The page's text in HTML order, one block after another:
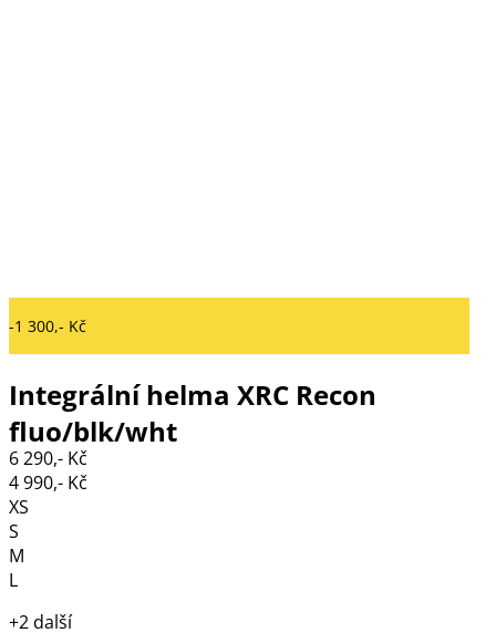
-1 300,- Kč
Integrální helma XRC Recon
fluo/blk/wht
6 290,- Kč
4 990,- Kč
XS
S
M
L
+2 další